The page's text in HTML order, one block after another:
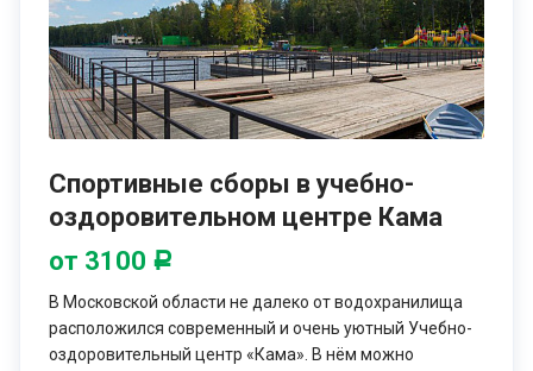
Спортивные сборы в учебно-
оздоровительном центре Кама
от 3100 Р
В Московской области не далеко от водохранилища
расположился современный и очень уютный Учебно-
оздоровительный центр «Кама». В нём можно